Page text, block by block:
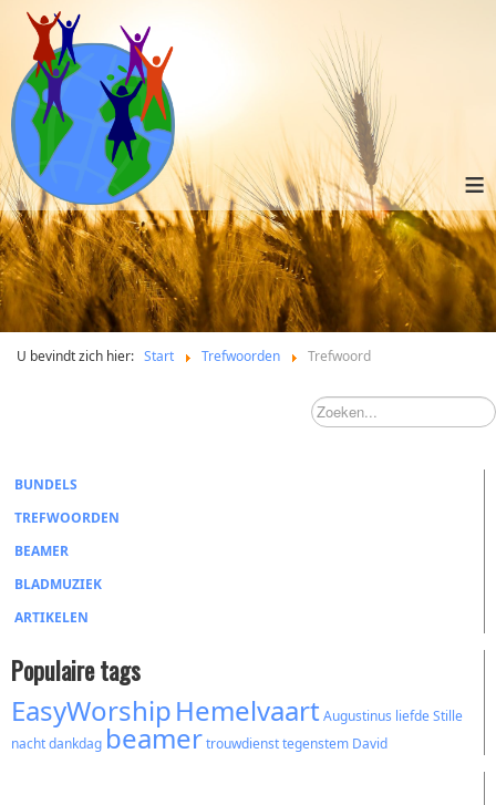
≡
U bevindt zich hier: Start Trefwoorden Trefwoord
BUNDELS
TREFWOORDEN
BEAMER
BLADMUZIEK
ARTIKELEN
Populaire tags
EasyWorshipHemelvaartAugustinus liefdeStille
nachtdankdag beamertrouwdiensttegenstem David